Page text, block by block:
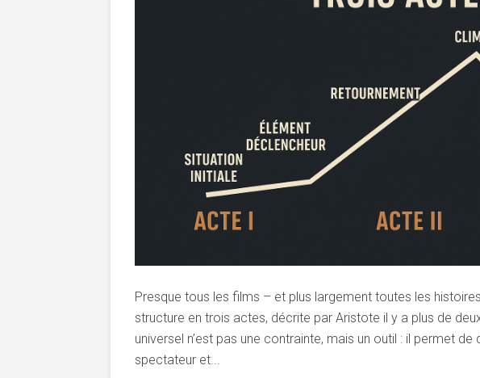
Presque tous les films – et plus largement toutes les
structure en trois actes, décrite par Aristote il y a plus de
universel n’est pas une contrainte, mais un outil : il permet
spectateur et...